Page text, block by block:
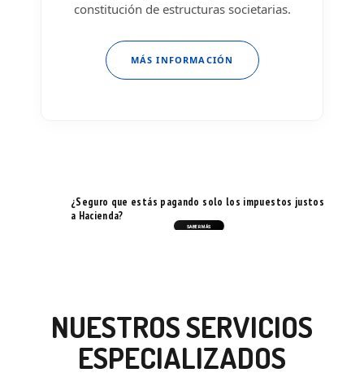
constitución de estructuras societarias.
MÁS INFORMACIÓN
¿Seguro que estás pagando solo los impuestos justos
a Hacienda?
SABER MÁS
NUESTROS SERVICIOS
ESPECIALIZADOS